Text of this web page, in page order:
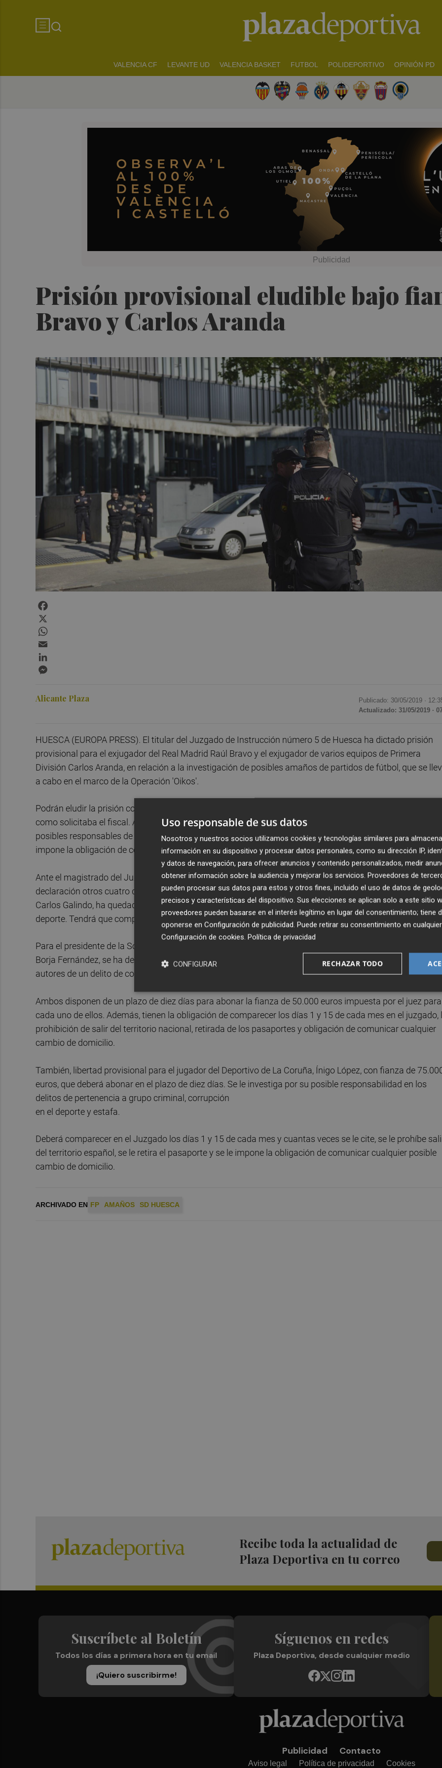
VALENCIA CF LEVANTE UD VALENCIA BASKET FUTBOL POLIDEPORTIVO OPINIÓN PD
Prisión provisional eludible bajo
Bravo y Carlos Aranda
Alicante Plaza Publicado: 30/05/2019 ·
Actualizado: 31/05/2019 ·
HUESCA (EUROPA PRESS). El titular del Juzgado de Instrucción número 5 de Huesca ha dictado prisión
provisional para el exjugador del Real Madrid Raúl Bravo y el exjugador de varios equipos de Primera
División Carlos Aranda, en relación a la investigación de posibles amaños de partidos de fútbol, que se
a cabo en el marco de la Operación 'Oikos'.
Podrán eludir la prisión con el pago de una fianza establecida en 100.000 euros cada uno de ellos, tal y
como solicitaba el fiscal. Ambos jugadores, que se han negado a declarar, están siendo investigados como
posibles responsables de los delitos de pertenencia a grupo criminal, corrupción en el deporte y estafa, y
impone la obligación de comunicar cualquier posible cambio de domicilio.
Ante el magistrado del Juzgado de Instrucción número 5 de Huesca, Ángel de Pedro, han prestado
declaración otros cuatro detenidos. El jefe de los servicios médicos de la Sociedad Deportiva Huesca,
Carlos Galindo, ha quedado en libertad con cargos, como presunto autor de un delito de corrupción en el
deporte. Tendrá que comparecer los días 1 y 15 de cada mes en el Juzgado.
Para el presidente de la Sociedad Deportiva Huesca, Agustín Lasaosa, y el exjugador del Real Valladolid,
Borja Fernández, se ha decretado libertad provisional con fianza de 50.000 euros cada uno, como
autores de un delito de corrupción en el deporte y cooperadores necesarios en un delito de estafa.
Ambos disponen de un plazo de diez días para abonar la fianza de 50.000 euros impuesta por el juez para
cada uno de ellos. Además, tienen la obligación de comparecer los días 1 y 15 de cada mes en el juzgado,
prohibición de salir del territorio nacional, retirada de los pasaportes y obligación de comunicar cualquier
cambio de domicilio.
También, libertad provisional para el jugador del Deportivo de La Coruña, Ínigo López, con fianza de
euros, que deberá abonar en el plazo de diez días. Se le investiga por su posible responsabilidad en los
delitos de pertenencia a grupo criminal, corrupción
en el deporte y estafa.
Deberá comparecer en el Juzgado los días 1 y 15 de cada mes y cuantas veces se le cite, se le prohíbe
del territorio español, se le retira el pasaporte y se le impone la obligación de comunicar cualquier posible
cambio de domicilio.
ARCHIVADO EN FP AMAÑOS SD HUESCA
Recibe toda la actualidad de
Plaza Deportiva en tu correo
Suscríbete al Boletín
Todos los días a primera hora en tu email
¡Quiero suscribirme!
Síguenos en redes
Plaza Deportiva, desde cualquier medio
Publicidad Contacto
Aviso legal Política de privacidad Cookies
Uso responsable de sus datos
Nosotros y nuestros socios utilizamos cookies y tecnologías similares para
información en su dispositivo y procesar datos personales, como su dirección IP,
y datos de navegación, para ofrecer anuncios y contenido personalizados, medir
obtener información sobre la audiencia y mejorar los servicios. Proveedores de
pueden procesar sus datos para estos y otros fines, incluido el uso de datos de
precisos y características del dispositivo. Sus elecciones se aplican solo a este sitio
proveedores pueden basarse en el interés legítimo en lugar del consentimiento; tiene
oponerse en Configuración de publicidad. Puede retirar su consentimiento en
Configuración de cookies. Política de privacidad
RECHAZAR TODO
CONFIGURAR